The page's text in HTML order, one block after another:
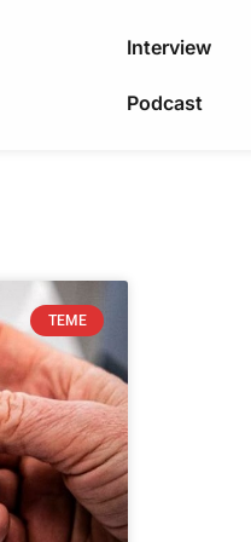
Interview
Podcast
TEME